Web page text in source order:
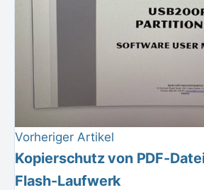
Vorheriger Artikel
Kopierschutz von PDF-
Flash-Laufwerk